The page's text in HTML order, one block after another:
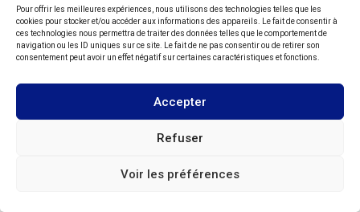
Pour offrir les meilleures expériences, nous utilisons des technologies telles que les
cookies pour stocker et/ou accéder aux informations des appareils. Le fait de consentir à
ces technologies nous permettra de traiter des données telles que le comportement de
navigation ou les ID uniques sur ce site. Le fait de ne pas consentir ou de retirer son
consentement peut avoir un effet négatif sur certaines caractéristiques et fonctions.
Accepter
Refuser
Voir les préférences
Les montées
La vitesse de croisière sur le plat
Maintenant que j’ai une référence d’alerte, je me